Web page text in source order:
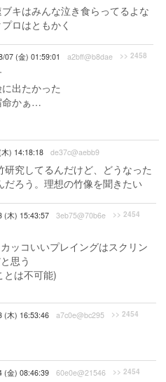
キはみんな泣き食らってるよな
ロはともかく
07 (金) 01:59:01 a2bff@b8dae >> 2458
出たかった
命かぁ…
) 14:18:18 de37c@aebb9
究してるんだけど、どうなった
だろう。理想の竹像を聞きたい
(木) 15:43:57 3eb75@70b6e >> 2454
ッコいいプレイングはスクリン
思う
とは不可能)
(木) 16:53:46 a7c0e@bc295 >> 2454
(金) 08:46:39 60e0e@21546 >> 2454